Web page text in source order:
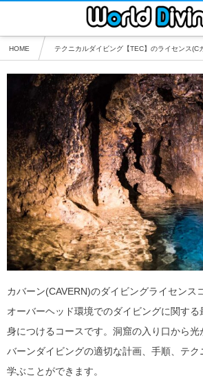
HOME テクニカルダイビング【TEC】のライセンス(C
沖縄 カバーン(CAVERN) 洞窟 | ダイビングライセンス
カバーン(CAVERN)のダイビングライセンス
オーバーヘッド環境でのダイビングに関す
身につけるコースです。洞窟の入り口から光
バーンダイビングの適切な計画、手順、テク
学ぶことができます。